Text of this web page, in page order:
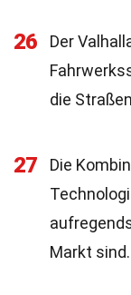
26
Der
die
27
Die
Markt sind.